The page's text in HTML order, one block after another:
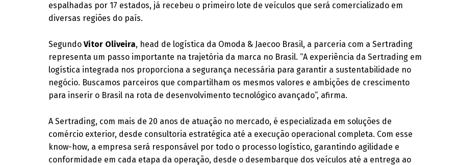
espalhadas por 17 estados, já recebeu o primeiro lote de veículos que será comercializado em
diversas regiões do país.
SegundoVitor Oliveira, head de logística da Omoda & Jaecoo Brasil, a parceria com a Sertrading
representa um passo importante na trajetória da marca no Brasil. “A experiência da Sertrading em
logística integrada nos proporciona a segurança necessária para garantir a sustentabilidade no
negócio. Buscamos parceiros que compartilham os mesmos valores e ambições de crescimento
para inserir o Brasil na rota de desenvolvimento tecnológico avançado”, afirma.
A Sertrading, com mais de 20 anos de atuação no mercado, é especializada em soluções de
comércio exterior, desde consultoria estratégica até a execução operacional completa. Com esse
know-how, a empresa será responsável por todo o processo logístico, garantindo agilidade e
conformidade em cada etapa da operação, desde o desembarque dos veículos até a entrega ao